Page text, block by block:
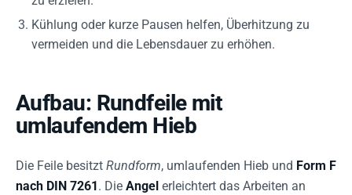
Kühlung oder kurze Pausen helfen, Überhitzung zu
vermeiden und die Lebensdauer zu erhöhen.
Aufbau: Rundfeile mit
umlaufendem Hieb
Die Feile besitzt Rundform, umlaufenden Hieb und Form F
nach DIN 7261. Die Angel erleichtert das Arbeiten an